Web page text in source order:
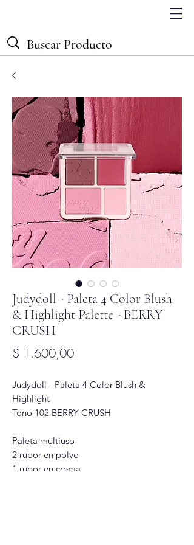
Judydoll - Paleta 4 Color Blush
& Highlight Palette - BERRY
CRUSH
$ 1.600,00Precio
Judydoll - Paleta 4 Color Blush &
Highlight
Tono 102 BERRY CRUSH
Paleta multiuso
2 rubor en polvo
1 rubor en crema